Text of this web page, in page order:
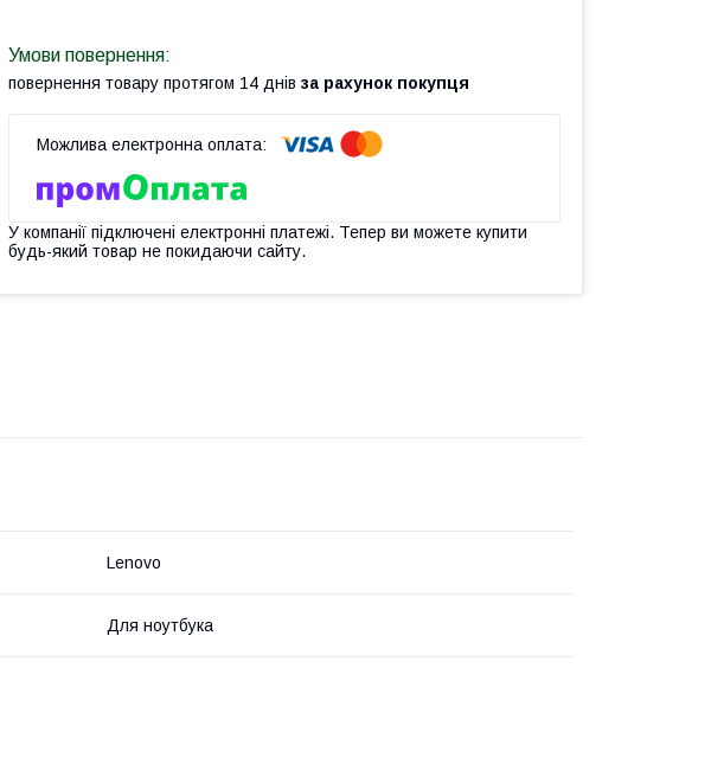
повернення товару протягом 14 днів за рахунок покупця
У компанії підключені електронні платежі. Тепер ви можете купити
будь-який товар не покидаючи сайту.
Lenovo
Для ноутбука